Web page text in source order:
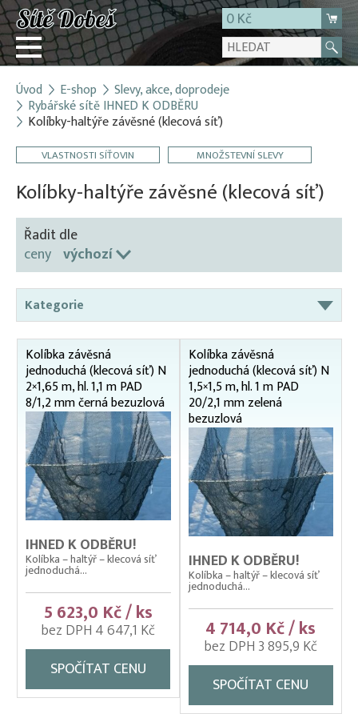
0 Kč
Přihlásit
Registrace
E-shop
O firmě
Kontakt
Úvod E-shop Slevy, akce, doprodeje
Rybářské sítě IHNED K ODBĚRU
Kolíbky-haltýře závěsné (klecová síť)
VLASTNOSTI SÍŤOVIN MNOŽSTEVNÍ SLEVY
Kolíbky-haltýře závěsné (klecová síť)
Řadit dle
ceny výchozí
Kategorie
Broďáky
Dekorační/bavlněné sítě
Krycí sítě
Ochranné sítě
Rukáv síťový
Rybářské sítě IHNED K ODBĚRU
Kolíbky – plovoucí kruhové
Kolíbky-haltýře plovoucí dvojitý rám
Kolíbky-haltýře plovoucí jednoduchý rám
Kolíbky-haltýře závěsné (klecová síť)
Podložní sítě
Vatky, Vatky košelkové-JAPONKY
Zátahové sítě
Síť na okurky/popínavé rostliny
Výplety – náhradní síťky
Kolíbka závěsná
jednoduchá (klecová síť) N
2×1,65 m, hl. 1,1 m PAD
8/1,2 mm černá bezuzlová
IHNED K ODBĚRU!
Kolíbka – haltýř – klecová síť
jednoduchá...
5 623,0 Kč / ks
bez DPH 4 647,1 Kč
SPOČÍTAT CENU
Kolíbka závěsná
jednoduchá (klecová síť) N
1,5×1,5 m, hl. 1 m PAD
20/2,1 mm zelená
bezuzlová
IHNED K ODBĚRU!
Kolíbka – haltýř – klecová síť
jednoduchá...
4 714,0 Kč / ks
bez DPH 3 895,9 Kč
SPOČÍTAT CENU